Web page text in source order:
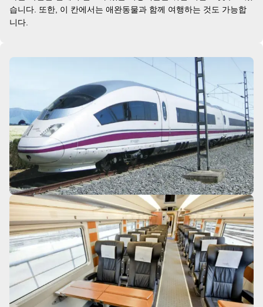
습니다. 또한, 이 칸에서는 애완동물과 함께 여행하는 것도 가능합
니다.